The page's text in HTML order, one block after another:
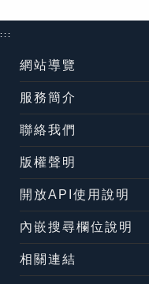
:::
網站導覽
服務簡介
聯絡我們
版權聲明
開放API使用說明
內嵌搜尋欄位說明
相關連結